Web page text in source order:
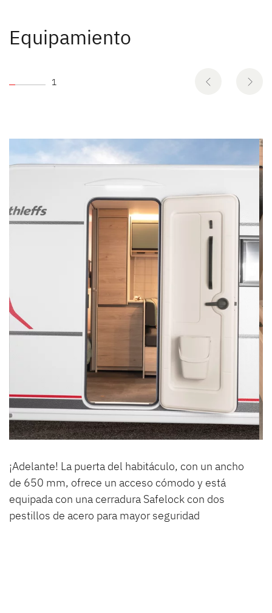
Equipamiento
1
¡Adelante! La puerta del habitáculo, con un ancho
de 650 mm, ofrece un acceso cómodo y está
equipada con una cerradura Safelock con dos
pestillos de acero para mayor seguridad